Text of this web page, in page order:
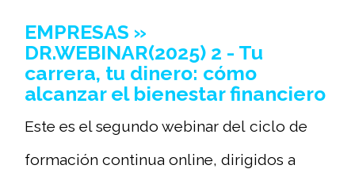
EMPRESAS »
DR.WEBINAR(2025) 2 - Tu
carrera, tu dinero: cómo
alcanzar el bienestar financiero
Este es el segundo webinar del ciclo de
formación continua online, dirigidos a